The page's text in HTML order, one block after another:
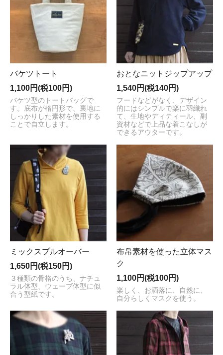
バケツトート
1,100円(税100円)
バケツ型のトートバッグで
す。底布が楕円形で、裏地に
しっかりした素材を使用する
ことで自立します。
おとなニットジップアップ
1,540円(税140円)
フードなどがなく、デザイン
的にはシンプルで楽に羽織れ
て、生地やディティール、副
資材などで上品な着こなしが
できるアウターです。
ミックスプルオーバー
1,650円(税150円)
３種類の骨格のうち、ナチュ
ラル体型、ウェーブ体型に似
合う型紙です。
布帛素材を使った立体マス
ク
1,100円(税100円)
楽しく、お洒落に、自然に、
自分らしくマスクを使う。